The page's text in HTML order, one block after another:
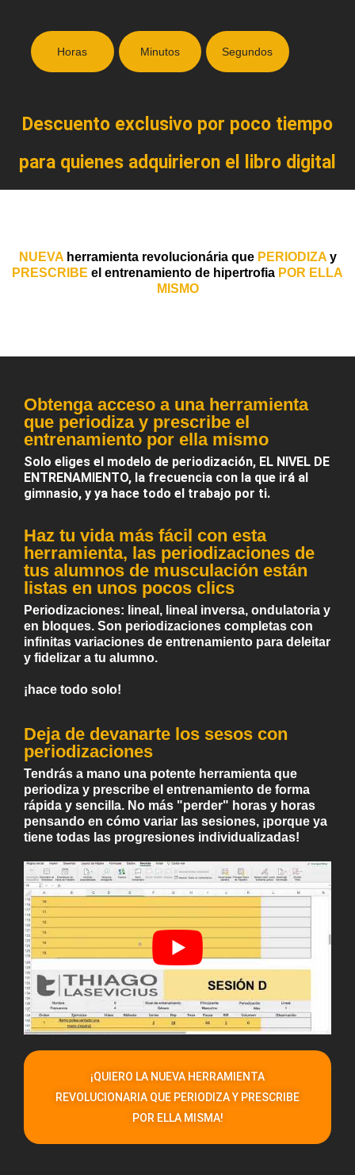
Horas Minutos Segundos
Descuento exclusivo por poco tiempo
para quienes adquirieron el libro digital
NUEVA herramienta revolucionária que PERIODIZA y
PRESCRIBE el entrenamiento de hipertrofia POR ELLA
MISMO
Obtenga acceso a una herramienta
que periodiza y prescribe el
entrenamiento por ella mismo
Solo eliges el modelo de periodización, EL NIVEL DE
ENTRENAMIENTO, la frecuencia con la que irá al
gimnasio, y ya hace todo el trabajo por ti.
Haz tu vida más fácil con esta
herramienta, las periodizaciones de
tus alumnos de musculación están
listas en unos pocos clics
Periodizaciones: lineal, lineal inversa, ondulatoria y
en bloques. Son periodizaciones completas con
infinitas variaciones de entrenamiento para deleitar
y fidelizar a tu alumno.
¡hace todo solo!
Deja de devanarte los sesos con
periodizaciones
Tendrás a mano una potente herramienta que
periodiza y prescribe el entrenamiento de forma
rápida y sencilla. No más "perder" horas y horas
pensando en cómo variar las sesiones, ¡porque ya
tiene todas las progresiones individualizadas!
¡QUIERO LA NUEVA HERRAMIENTA
REVOLUCIONARIA QUE PERIODIZA Y PRESCRIBE
POR ELLA MISMA!